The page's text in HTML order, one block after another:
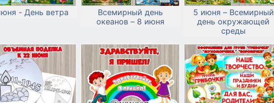
- День ветра
Всемирный день
океанов – 8 июня
5 июня – Всемирный
день окружающей
среды